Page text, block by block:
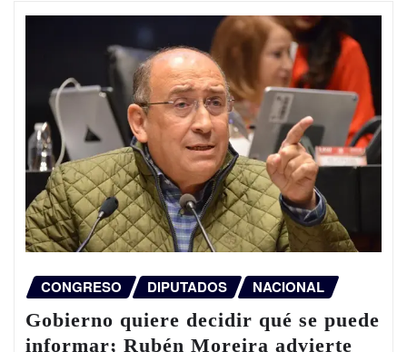
CONGRESO DIPUTADOS NACIONAL
Gobierno quiere decidir qué se puede
informar; Rubén Moreira advierte